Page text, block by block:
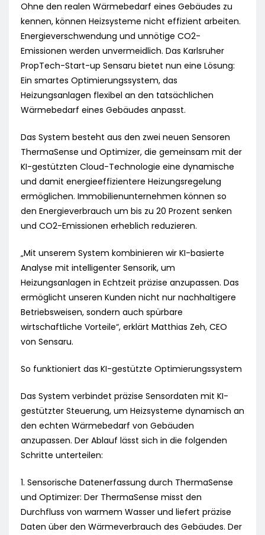
Ohne den realen Wärmebedarf eines Gebäudes zu
kennen, können Heizsysteme nicht effizient arbeiten.
Energieverschwendung und unnötige CO2-
Emissionen werden unvermeidlich. Das Karlsruher
PropTech-Start-up Sensaru bietet nun eine Lösung:
Ein smartes Optimierungssystem, das
Heizungsanlagen flexibel an den tatsächlichen
Wärmebedarf eines Gebäudes anpasst.
Das System besteht aus den zwei neuen Sensoren
ThermaSense und Optimizer, die gemeinsam mit der
KI-gestützten Cloud-Technologie eine dynamische
und damit energieeffizientere Heizungsregelung
ermöglichen. Immobilienunternehmen können so
den Energieverbrauch um bis zu 20 Prozent senken
und CO2-Emissionen erheblich reduzieren.
„Mit unserem System kombinieren wir KI-basierte
Analyse mit intelligenter Sensorik, um
Heizungsanlagen in Echtzeit präzise anzupassen. Das
ermöglicht unseren Kunden nicht nur nachhaltigere
Betriebsweisen, sondern auch spürbare
wirtschaftliche Vorteile“, erklärt Matthias Zeh, CEO
von Sensaru.
So funktioniert das KI-gestützte Optimierungssystem
Das System verbindet präzise Sensordaten mit KI-
gestützter Steuerung, um Heizsysteme dynamisch an
den echten Wärmebedarf von Gebäuden
anzupassen. Der Ablauf lässt sich in die folgenden
Schritte unterteilen:
1. Sensorische Datenerfassung durch ThermaSense
und Optimizer: Der ThermaSense misst den
Durchfluss von warmem Wasser und liefert präzise
Daten über den Wärmeverbrauch des Gebäudes. Der